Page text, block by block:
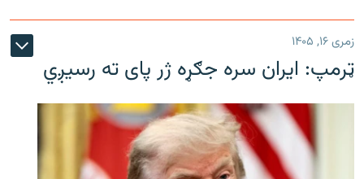
زمری ۱۶, ۱۴۰۵
ټرمپ: ایران سره جګړه ژر پای ته رسیږي